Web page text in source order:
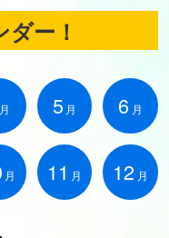
ー！
月 5 月 6 月
月 11 月 12 月